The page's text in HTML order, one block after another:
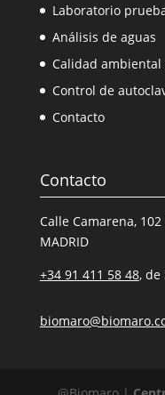
Laboratorio
Análisis de aguas
Calidad
Control de
Contacto
Contacto
Calle Camarena,
MADRID
+34 91 411 58 48, de